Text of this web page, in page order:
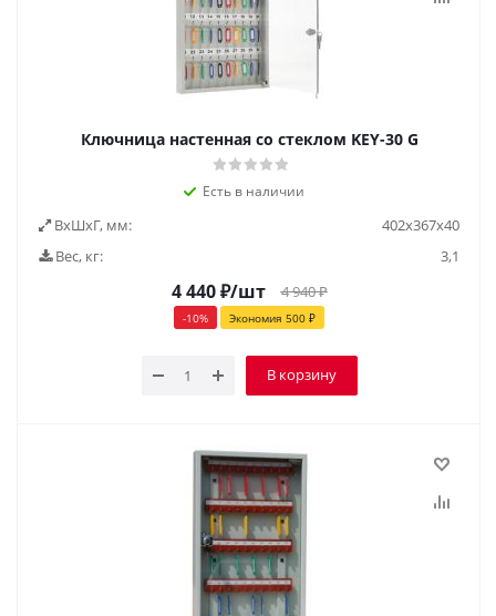
Ключница настенная со стеклом KEY-30 G
Есть в наличии
ВxШxГ, мм:
402x367x40
Вес, кг:
3,1
4 440₽/шт 4 940₽
-10% Экономия 500 ₽
В корзину